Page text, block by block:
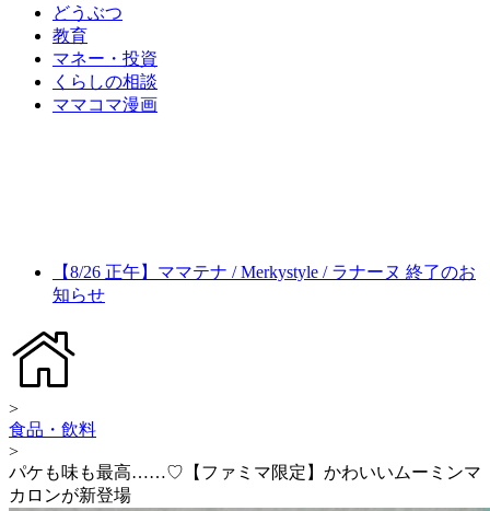
どうぶつ
教育
マネー・投資
くらしの相談
ママコマ漫画
【8/26 正午】ママテナ / Merkystyle / ラナーヌ 終了のお
知らせ
>
食品・飲料
>
パケも味も最高……♡【ファミマ限定】かわいいムーミンマ
カロンが新登場